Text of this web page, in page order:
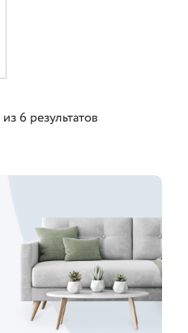
из6 результатов